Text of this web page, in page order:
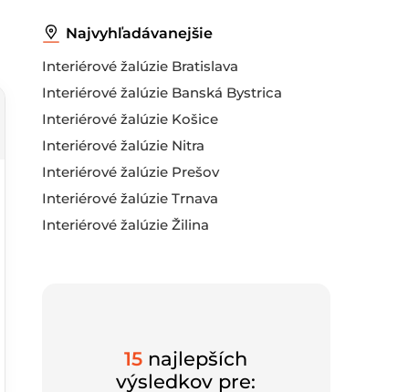
Najvyhľadávanejšie
Interiérové žalúzie Bratislava
Interiérové žalúzie Banská Bystrica
Interiérové žalúzie Košice
Interiérové žalúzie Nitra
Interiérové žalúzie Prešov
Interiérové žalúzie Trnava
Interiérové žalúzie Žilina
15 najlepších
výsledkov pre: